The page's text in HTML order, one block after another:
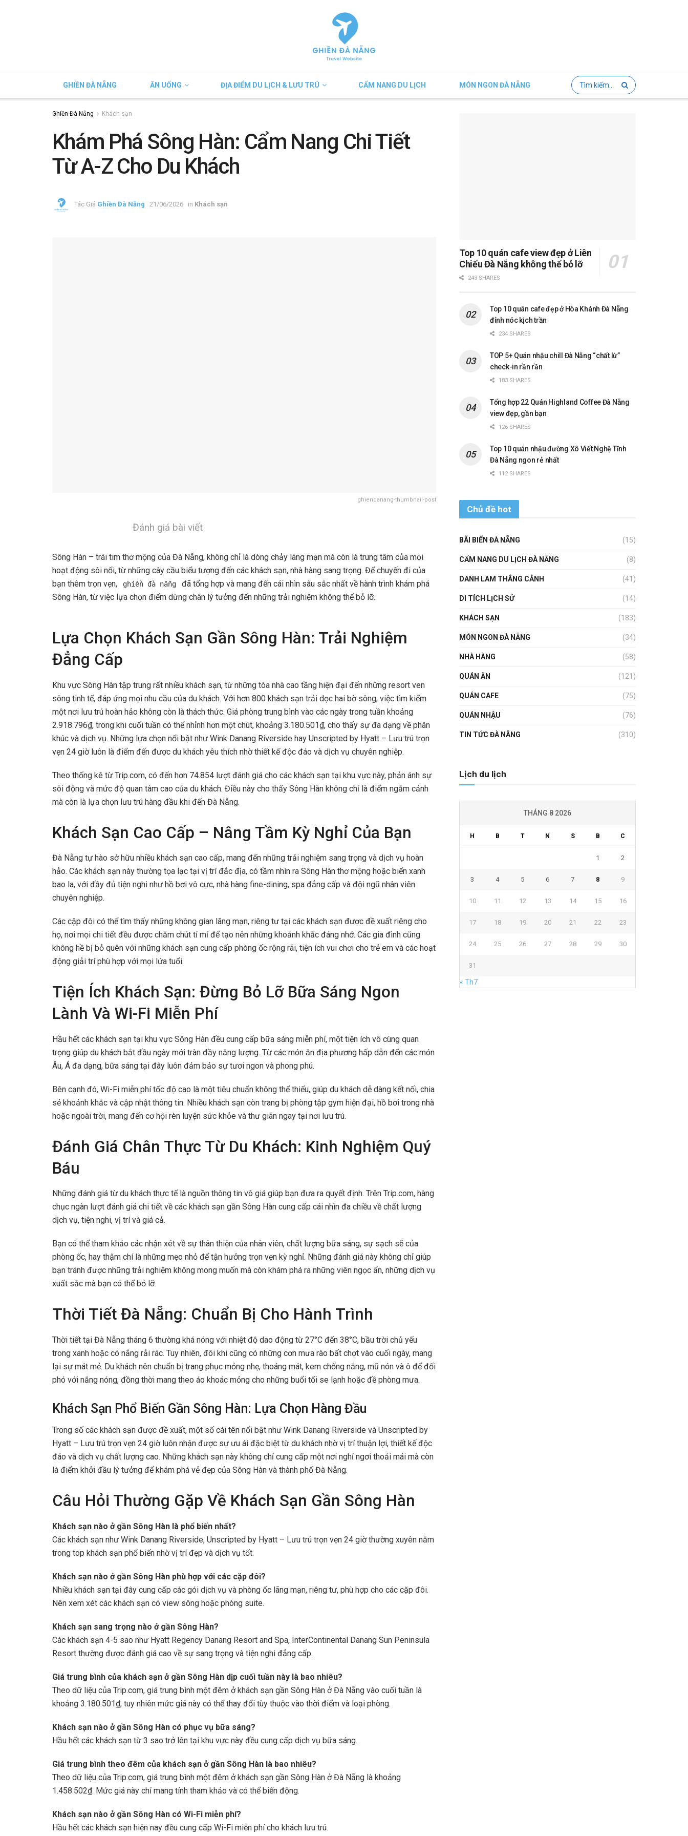
GHIỀN ĐÀ NẴNG ĂN UỐNG ĐỊA ĐIỂM DU LỊCH & LƯU TRÚ CẨM NANG DU LỊCH MÓN NGON ĐÀ NẴNG
Ghiền Đà Nẵng Khách sạn
Khám Phá Sông Hàn: Cẩm Nang Chi Tiết
Từ A-Z Cho Du Khách
Tác Giả Ghiền Đà Nẵng 21/06/2026 in Khách sạn
ghiendanang-thumbnail-post
Đánh giá bài viết
Sông Hàn – trái tim thơ mộng của Đà Nẵng, không chỉ là dòng chảy lãng mạn mà còn là trung tâm của mọi
hoạt động sôi nổi, từ những cây cầu biểu tượng đến các khách sạn, nhà hàng sang trọng. Để chuyến đi của
bạn thêm trọn vẹn,
ghiền đà nẵng
đã tổng hợp và mang đến cái nhìn sâu sắc nhất về hành trình khám phá
Sông Hàn, từ việc lựa chọn điểm dừng chân lý tưởng đến những trải nghiệm không thể bỏ lỡ.
Lựa Chọn Khách Sạn Gần Sông Hàn: Trải Nghiệm
Đẳng Cấp
Khu vực Sông Hàn tập trung rất nhiều khách sạn, từ những tòa nhà cao tầng hiện đại đến những resort ven
sông tinh tế, đáp ứng mọi nhu cầu của du khách. Với hơn 800 khách sạn trải dọc hai bờ sông, việc tìm kiếm
một nơi lưu trú hoàn hảo không còn là thách thức. Giá phòng trung bình vào các ngày trong tuần khoảng
2.918.796₫, trong khi cuối tuần có thể nhỉnh hơn một chút, khoảng 3.180.501₫, cho thấy sự đa dạng về phân
khúc và dịch vụ. Những lựa chọn nổi bật như Wink Danang Riverside hay Unscripted by Hyatt – Lưu trú trọn
vẹn 24 giờ luôn là điểm đến được du khách yêu thích nhờ thiết kế độc đáo và dịch vụ chuyên nghiệp.
Theo thống kê từ Trip.com, có đến hơn 74.854 lượt đánh giá cho các khách sạn tại khu vực này, phản ánh sự
sôi động và mức độ quan tâm cao của du khách. Điều này cho thấy Sông Hàn không chỉ là điểm ngắm cảnh
mà còn là lựa chọn lưu trú hàng đầu khi đến Đà Nẵng.
Khách Sạn Cao Cấp – Nâng Tầm Kỳ Nghỉ Của Bạn
Đà Nẵng tự hào sở hữu nhiều khách sạn cao cấp, mang đến những trải nghiệm sang trọng và dịch vụ hoàn
hảo. Các khách sạn này thường tọa lạc tại vị trí đắc địa, có tầm nhìn ra Sông Hàn thơ mộng hoặc biển xanh
bao la, với đầy đủ tiện nghi như hồ bơi vô cực, nhà hàng fine-dining, spa đẳng cấp và đội ngũ nhân viên
chuyên nghiệp.
Các cặp đôi có thể tìm thấy những không gian lãng mạn, riêng tư tại các khách sạn được đề xuất riêng cho
họ, nơi mọi chi tiết đều được chăm chút tỉ mỉ để tạo nên những khoảnh khắc đáng nhớ. Các gia đình cũng
không hề bị bỏ quên với những khách sạn cung cấp phòng ốc rộng rãi, tiện ích vui chơi cho trẻ em và các hoạt
động giải trí phù hợp với mọi lứa tuổi.
Tiện Ích Khách Sạn: Đừng Bỏ Lỡ Bữa Sáng Ngon
Lành Và Wi-Fi Miễn Phí
Hầu hết các khách sạn tại khu vực Sông Hàn đều cung cấp bữa sáng miễn phí, một tiện ích vô cùng quan
trọng giúp du khách bắt đầu ngày mới tràn đầy năng lượng. Từ các món ăn địa phương hấp dẫn đến các món
Âu, Á đa dạng, bữa sáng tại đây luôn đảm bảo sự tươi ngon và phong phú.
Bên cạnh đó, Wi-Fi miễn phí tốc độ cao là một tiêu chuẩn không thể thiếu, giúp du khách dễ dàng kết nối, chia
sẻ khoảnh khắc và cập nhật thông tin. Nhiều khách sạn còn trang bị phòng tập gym hiện đại, hồ bơi trong nhà
hoặc ngoài trời, mang đến cơ hội rèn luyện sức khỏe và thư giãn ngay tại nơi lưu trú.
Đánh Giá Chân Thực Từ Du Khách: Kinh Nghiệm Quý
Báu
Những đánh giá từ du khách thực tế là nguồn thông tin vô giá giúp bạn đưa ra quyết định. Trên Trip.com, hàng
chục ngàn lượt đánh giá chi tiết về các khách sạn gần Sông Hàn cung cấp cái nhìn đa chiều về chất lượng
dịch vụ, tiện nghi, vị trí và giá cả.
Bạn có thể tham khảo các nhận xét về sự thân thiện của nhân viên, chất lượng bữa sáng, sự sạch sẽ của
phòng ốc, hay thậm chí là những mẹo nhỏ để tận hưởng trọn vẹn kỳ nghỉ. Những đánh giá này không chỉ giúp
bạn tránh được những trải nghiệm không mong muốn mà còn khám phá ra những viên ngọc ẩn, những dịch vụ
xuất sắc mà bạn có thể bỏ lỡ.
Thời Tiết Đà Nẵng: Chuẩn Bị Cho Hành Trình
Thời tiết tại Đà Nẵng tháng 6 thường khá nóng với nhiệt độ dao động từ 27°C đến 38°C, bầu trời chủ yếu
trong xanh hoặc có nắng rải rác. Tuy nhiên, đôi khi cũng có những cơn mưa rào bất chợt vào cuối ngày, mang
lại sự mát mẻ. Du khách nên chuẩn bị trang phục mỏng nhẹ, thoáng mát, kem chống nắng, mũ nón và ô để đối
phó với nắng nóng, đồng thời mang theo áo khoác mỏng cho những buổi tối se lạnh hoặc đề phòng mưa.
Khách Sạn Phổ Biến Gần Sông Hàn: Lựa Chọn Hàng Đầu
Trong số các khách sạn được đề xuất, một số cái tên nổi bật như Wink Danang Riverside và Unscripted by
Hyatt – Lưu trú trọn vẹn 24 giờ luôn nhận được sự ưu ái đặc biệt từ du khách nhờ vị trí thuận lợi, thiết kế độc
đáo và dịch vụ chất lượng cao. Những khách sạn này không chỉ cung cấp một nơi nghỉ ngơi thoải mái mà còn
là điểm khởi đầu lý tưởng để khám phá vẻ đẹp của Sông Hàn và thành phố Đà Nẵng.
Câu Hỏi Thường Gặp Về Khách Sạn Gần Sông Hàn
Khách sạn nào ở gần Sông Hàn là phổ biến nhất?
Các khách sạn như Wink Danang Riverside, Unscripted by Hyatt – Lưu trú trọn vẹn 24 giờ thường xuyên nằm
trong top khách sạn phổ biến nhờ vị trí đẹp và dịch vụ tốt.
Khách sạn nào ở gần Sông Hàn phù hợp với các cặp đôi?
Nhiều khách sạn tại đây cung cấp các gói dịch vụ và phòng ốc lãng mạn, riêng tư, phù hợp cho các cặp đôi.
Nên xem xét các khách sạn có view sông hoặc phòng suite.
Khách sạn sang trọng nào ở gần Sông Hàn?
Các khách sạn 4-5 sao như Hyatt Regency Danang Resort and Spa, InterContinental Danang Sun Peninsula
Resort thường được đánh giá cao về sự sang trọng và tiện nghi đẳng cấp.
Giá trung bình của khách sạn ở gần Sông Hàn dịp cuối tuần này là bao nhiêu?
Theo dữ liệu của Trip.com, giá trung bình một đêm ở khách sạn gần Sông Hàn ở Đà Nẵng vào cuối tuần là
khoảng 3.180.501₫, tuy nhiên mức giá này có thể thay đổi tùy thuộc vào thời điểm và loại phòng.
Khách sạn nào ở gần Sông Hàn có phục vụ bữa sáng?
Hầu hết các khách sạn từ 3 sao trở lên tại khu vực này đều cung cấp dịch vụ bữa sáng.
Giá trung bình theo đêm của khách sạn ở gần Sông Hàn là bao nhiêu?
Theo dữ liệu của Trip.com, giá trung bình một đêm ở khách sạn gần Sông Hàn ở Đà Nẵng là khoảng
1.458.502₫. Mức giá này chỉ mang tính tham khảo và có thể biến động.
Khách sạn nào ở gần Sông Hàn có Wi-Fi miễn phí?
Hầu hết các khách sạn hiện nay đều cung cấp Wi-Fi miễn phí cho khách lưu trú.
Top 10 quán cafe view đẹp ở Liên
Chiểu Đà Nẵng không thể bỏ lỡ
243 SHARES
Top 10 quán cafe đẹp ở Hòa Khánh Đà Nẵng
đỉnh nóc kịch trần
234 SHARES
TOP 5+ Quán nhậu chill Đà Nẵng “chất lừ”
check-in rần rần
183 SHARES
Tổng hợp 22 Quán Highland Coffee Đà Nẵng
view đẹp, gần bạn
126 SHARES
Top 10 quán nhậu đường Xô Viết Nghệ Tĩnh
Đà Nẵng ngon rẻ nhất
112 SHARES
Chủ đề hot
BÃI BIỂN ĐÀ NẴNG (15)
CẨM NANG DU LỊCH ĐÀ NẴNG (8)
DANH LAM THẮNG CẢNH (41)
DI TÍCH LỊCH SỬ (14)
KHÁCH SẠN (183)
MÓN NGON ĐÀ NẴNG (34)
NHÀ HÀNG (58)
QUÁN ĂN (121)
QUÁN CAFE (75)
QUÁN NHẬU (76)
TIN TỨC ĐÀ NẴNG (310)
Lịch du lịch
THÁNG 8 2026
H B T N S B C
1 2
3 4 5 6 7 8 9
10 11 12 13 14 15 16
17 18 19 20 21 22 23
24 25 26 27 28 29 30
31
« Th7